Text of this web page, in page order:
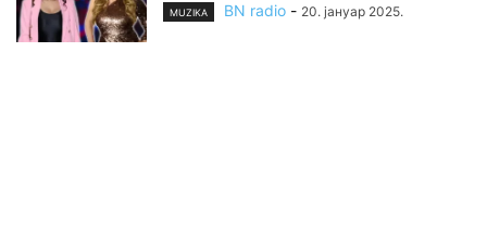
MUZIKA BN radio - 20. јануар 2025.